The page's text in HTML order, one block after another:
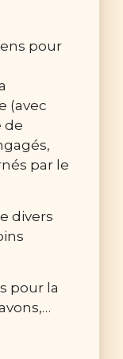
pour
(avec
de
par le
divers
pour la